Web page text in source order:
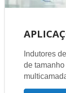
Indutores
de